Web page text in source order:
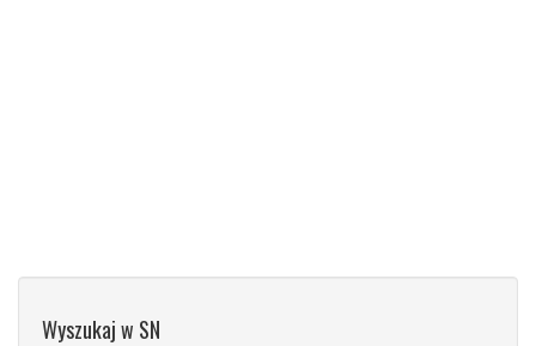
Wyszukaj w SN